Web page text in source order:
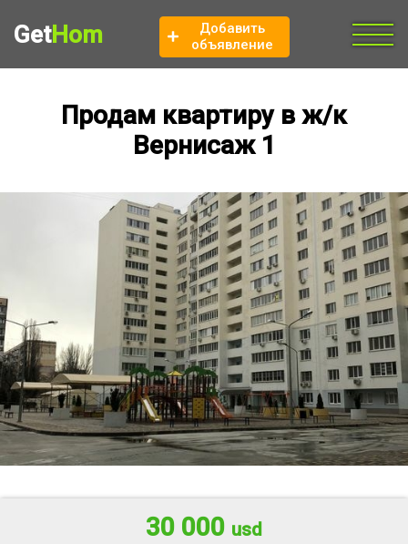
GetHom
Добавить
объявление
Продам квартиру в ж/к
Вернисаж 1
30 000 usd